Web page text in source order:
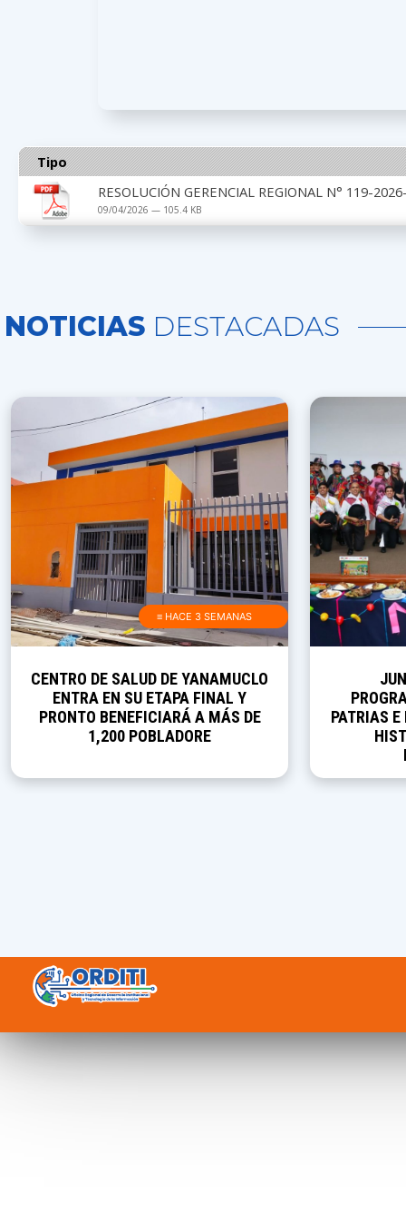
Tipo
RESOLUCIÓN GERENCIAL REGIONAL N° 119-
09/04/2026 — 105.4 KB
NOTICIAS DESTACADAS
≡ HACE 3 SEMANAS
CENTRO DE SALUD DE YANAMUCLO
ENTRA EN SU ETAPA FINAL Y
PRONTO BENEFICIARÁ A MÁS DE
1,200 POBLADORE
PATRIAS